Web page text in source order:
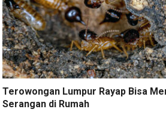
Terowongan Lumpur Rayap Bisa
Serangan di Rumah